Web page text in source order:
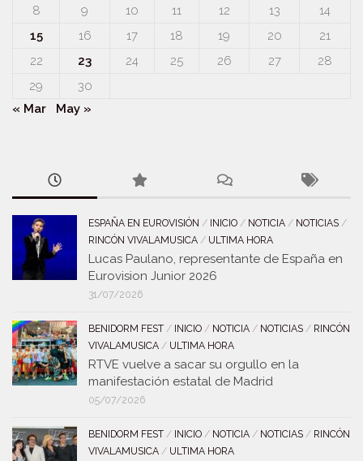
8
9 10 11 12 13
14
15
16 17 18 19 20
21
22
23 24 25 26 27
28
29
30
« Mar
May »
ESPAÑA EN EUROVISIÓN / INICIO / NOTICIA / NOTICIAS /
RINCÓN VIVALAMUSICA / ULTIMA HORA
Lucas Paulano, representante de España en
Eurovision Junior 2026
31/07/2026
BENIDORM FEST / INICIO / NOTICIA / NOTICIAS / RINCÓN
VIVALAMUSICA / ULTIMA HORA
RTVE vuelve a sacar su orgullo en la
manifestación estatal de Madrid
05/07/2026
BENIDORM FEST / INICIO / NOTICIA / NOTICIAS / RINCÓN
VIVALAMUSICA / ULTIMA HORA